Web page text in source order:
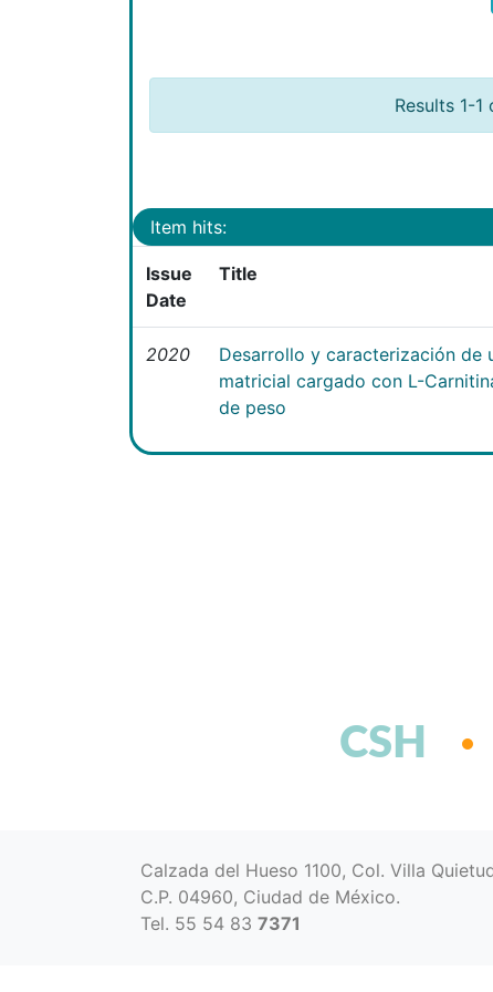
Results 1-
Item hits:
Issue
Date
Title
2020
Desarrollo y caracterización
matricial cargado con L-
de peso
CSH
Calzada del Hueso 1100, Col. Villa
C.P. 04960, Ciudad de México.
Tel. 55 54 83 7371